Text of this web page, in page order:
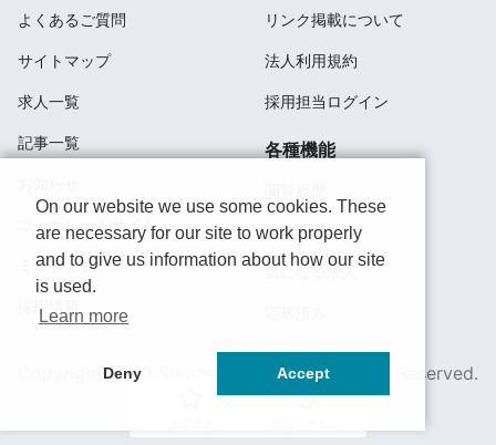
よくあるご質問
サイトマップ
求人一覧
記事一覧
コーポレートサイト
ミッション
採用情報
リンク掲載について
法人利用規約
採用担当ログイン
各種機能
検索履歴
気になる求人
Copyright 2020 SportsField Co Ltd.All Right Reserved.
On our website we use some cookies. These
are necessary for our site to work properly
and to give us information about how our site
is used.
Learn more
Deny Accept